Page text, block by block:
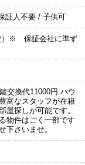
証人不要 / 子供可
）※ 保証会社に準ず
交換代11000円 ハウ
富なスタッフが在籍
屋探しが可能です。
物件はごく一部です
下さいませ。